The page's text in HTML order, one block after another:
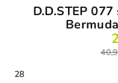
D.D.STEP
28